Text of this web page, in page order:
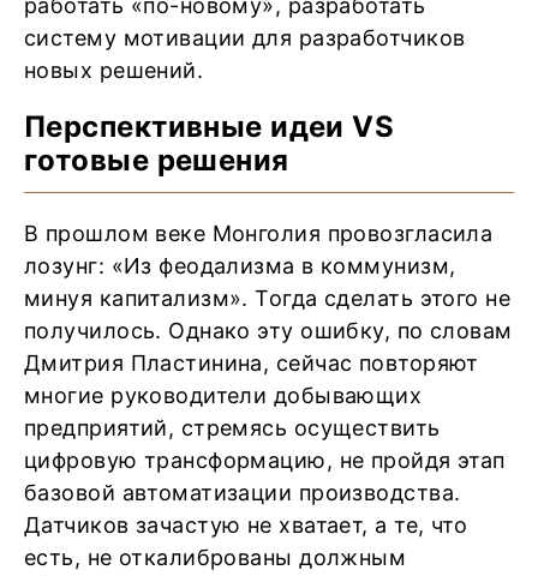
работать «по-новому», разработать
систему мотивации для разработчиков
новых решений.
Перспективные идеи VS
готовые решения
В прошлом веке Монголия провозгласила
лозунг: «Из феодализма в коммунизм,
минуя капитализм». Тогда сделать этого не
получилось. Однако эту ошибку, по словам
Дмитрия Пластинина, сейчас повторяют
многие руководители добывающих
предприятий, стремясь осуществить
цифровую трансформацию, не пройдя этап
базовой автоматизации производства.
Датчиков зачастую не хватает, а те, что
есть, не откалиброваны должным